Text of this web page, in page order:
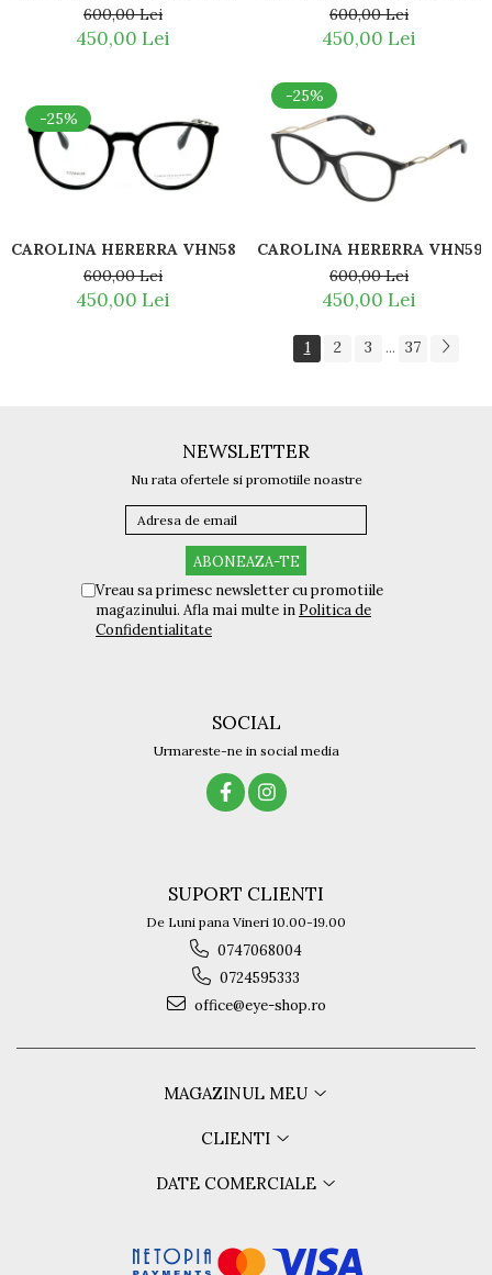
600,00 Lei
450,00 Lei
600,00 Lei
450,00 Lei
-25%
CAROLINA HERERRA VHN588S 0700
600,00 Lei
450,00 Lei
-25%
CAROLINA HERERRA
600,00 Lei
450,00 Lei
1 2 3 ... 37
NEWSLETTER
Nu rata ofertele si promotiile noastre
Vreau sa primesc newsletter cu promotiile
magazinului. Afla mai multe in Politica de
Confidentialitate
SOCIAL
Urmareste-ne in social media
SUPORT CLIENTI
De Luni pana Vineri 10.00-19.00
0747068004
0724595333
office@eye-shop.ro
MAGAZINUL MEU
CLIENTI
DATE COMERCIALE